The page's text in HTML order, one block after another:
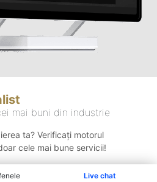
Live chat
mai buni din industrie
ta? Verificați motorul
cele mai bune servicii!